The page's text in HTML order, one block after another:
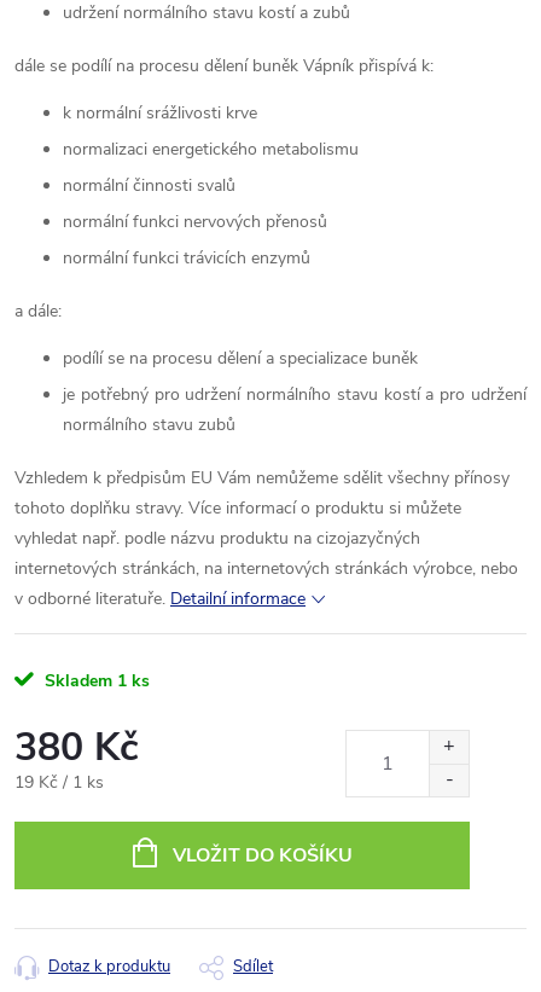
udržení normálního stavu kostí a zubů
dále se podílí na procesu dělení buněk Vápník přispívá k:
k normální srážlivosti krve
normalizaci energetického metabolismu
normální činnosti svalů
normální funkci nervových přenosů
normální funkci trávicích enzymů
a dále:
podílí se na procesu dělení a specializace buněk
je potřebný pro udržení normálního stavu kostí a pro udržení
normálního stavu zubů
Vzhledem k předpisům EU Vám nemůžeme sdělit všechny přínosy
tohoto doplňku stravy. Více informací o produktu si můžete
vyhledat např. podle názvu produktu na cizojazyčných
internetových stránkách, na internetových stránkách výrobce, nebo
v odborné literatuře. Detailní informace
Skladem 1 ks
380 Kč
Měrná
19 Kč / 1 ks
VLOŽIT DO KOŠÍKU
Dotaz k produktu Sdílet